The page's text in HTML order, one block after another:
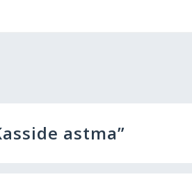
astma”